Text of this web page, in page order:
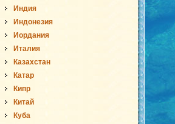
Индия
Индонезия
Иордания
Италия
Казахстан
Катар
Кипр
Китай
Куба